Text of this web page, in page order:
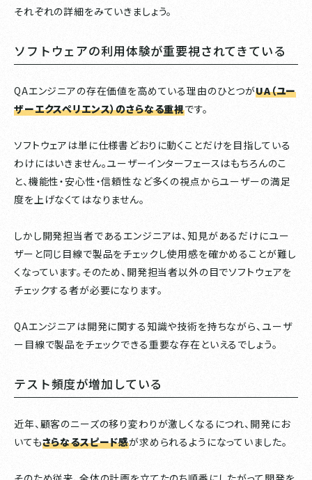
それぞれの詳細をみていきましょう。
ソフトウェアの利用体験が重要視されてきている
QAエンジニアの存在価値を高めている理由のひとつがUA（ユー
ザーエクスペリエンス）のさらなる重視です。
ソフトウェアは単に仕様書どおりに動くことだけを目指している
わけにはいきません。ユーザーインターフェースはもちろんのこ
と、機能性・安心性・信頼性など多くの視点からユーザーの満足
度を上げなくてはなりません。
しかし開発担当者であるエンジニアは、知見があるだけにユー
ザーと同じ目線で製品をチェックし使用感を確かめることが難し
くなっています。そのため、開発担当者以外の目でソフトウェアを
チェックする者が必要になります。
QAエンジニアは開発に関する知識や技術を持ちながら、ユーザ
ー目線で製品をチェックできる重要な存在といえるでしょう。
テスト頻度が増加している
近年、顧客のニーズの移り変わりが激しくなるにつれ、開発にお
いてもさらなるスピード感が求められるようになっていました。